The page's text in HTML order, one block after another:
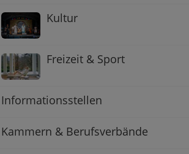
Kultur
Freizeit & Sport
Informationsstellen
Kammern & Berufsverbände